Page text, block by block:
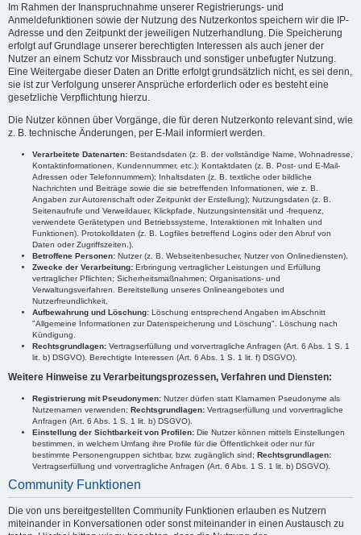
Im Rahmen der Inanspruchnahme unserer Registrierungs- und
Anmeldefunktionen sowie der Nutzung des Nutzerkontos speichern wir die IP-
Adresse und den Zeitpunkt der jeweiligen Nutzerhandlung. Die Speicherung
erfolgt auf Grundlage unserer berechtigten Interessen als auch jener der
Nutzer an einem Schutz vor Missbrauch und sonstiger unbefugter Nutzung.
Eine Weitergabe dieser Daten an Dritte erfolgt grundsätzlich nicht, es sei denn,
sie ist zur Verfolgung unserer Ansprüche erforderlich oder es besteht eine
gesetzliche Verpflichtung hierzu.
Die Nutzer können über Vorgänge, die für deren Nutzerkonto relevant sind, wie
z. B. technische Änderungen, per E-Mail informiert werden.
Verarbeitete Datenarten: Bestandsdaten (z. B. der vollständige Name, Wohnadresse,
Kontaktinformationen, Kundennummer, etc.); Kontaktdaten (z. B. Post- und E-Mail-
Adressen oder Telefonnummern); Inhaltsdaten (z. B. textliche oder bildliche
Nachrichten und Beiträge sowie die sie betreffenden Informationen, wie z. B.
Angaben zur Autorenschaft oder Zeitpunkt der Erstellung); Nutzungsdaten (z. B.
Seitenaufrufe und Verweildauer, Klickpfade, Nutzungsintensität und -frequenz,
verwendete Gerätetypen und Betriebssysteme, Interaktionen mit Inhalten und
Funktionen). Protokolldaten (z. B. Logfiles betreffend Logins oder den Abruf von
Daten oder Zugriffszeiten.).
Betroffene Personen: Nutzer (z. B. Webseitenbesucher, Nutzer von Onlinediensten).
Zwecke der Verarbeitung: Erbringung vertraglicher Leistungen und Erfüllung
vertraglicher Pflichten; Sicherheitsmaßnahmen; Organisations- und
Verwaltungsverfahren. Bereitstellung unseres Onlineangebotes und
Nutzerfreundlichkeit.
Aufbewahrung und Löschung: Löschung entsprechend Angaben im Abschnitt
"Allgemeine Informationen zur Datenspeicherung und Löschung". Löschung nach
Kündigung.
Rechtsgrundlagen: Vertragserfüllung und vorvertragliche Anfragen (Art. 6 Abs. 1 S. 1
lit. b) DSGVO). Berechtigte Interessen (Art. 6 Abs. 1 S. 1 lit. f) DSGVO).
Weitere Hinweise zu Verarbeitungsprozessen, Verfahren und Diensten:
Registrierung mit Pseudonymen: Nutzer dürfen statt Klarnamen Pseudonyme als
Nutzernamen verwenden; Rechtsgrundlagen: Vertragserfüllung und vorvertragliche
Anfragen (Art. 6 Abs. 1 S. 1 lit. b) DSGVO).
Einstellung der Sichtbarkeit von Profilen: Die Nutzer können mittels Einstellungen
bestimmen, in welchem Umfang ihre Profile für die Öffentlichkeit oder nur für
bestimmte Personengruppen sichtbar, bzw. zugänglich sind; Rechtsgrundlagen:
Vertragserfüllung und vorvertragliche Anfragen (Art. 6 Abs. 1 S. 1 lit. b) DSGVO).
Community Funktionen
Die von uns bereitgestellten Community Funktionen erlauben es Nutzern
miteinander in Konversationen oder sonst miteinander in einen Austausch zu